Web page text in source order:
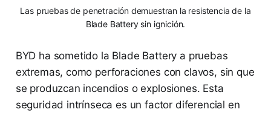
Las pruebas de penetración demuestran la resistencia de la
Blade Battery sin ignición.
BYD ha sometido la Blade Battery a pruebas
extremas, como perforaciones con clavos, sin que
se produzcan incendios o explosiones. Esta
seguridad intrínseca es un factor diferencial en